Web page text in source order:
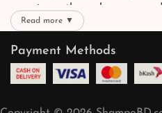
experience through secure
you trendy and reliable
always joyous. We help you
We offer our customers with
Read more ▼
Payment Methods